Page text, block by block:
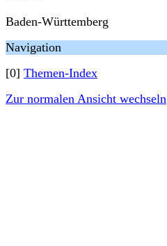
Baden-Württemberg
Navigation
[0] Themen-Index
Zur normalen Ansicht wechseln